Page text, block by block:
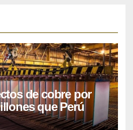
de cobre por
que Perú